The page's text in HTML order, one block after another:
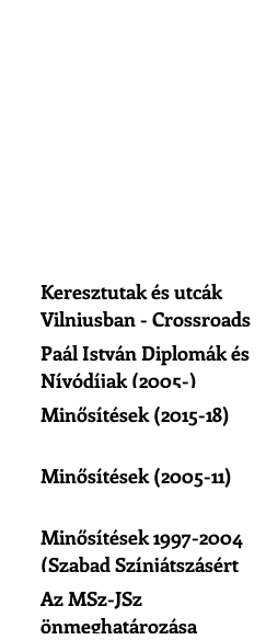
Keresztutak és utcák
Vilniusban - Crossroads
of Vilnius
Paál István Diplomák és
Nívódíjak (2005-)
Minősítések (2015-18)
Minősítések (2005-11)
Minősítések 1997-2004
(Szabad Színjátszásért
Egyesület)
Az MSz-JSz
önmeghatározása